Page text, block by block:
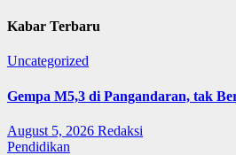
Kabar Terbaru
Uncategorized
Gempa M5,3 di Pangandaran, tak
August 5, 2026 Redaksi
Pendidikan